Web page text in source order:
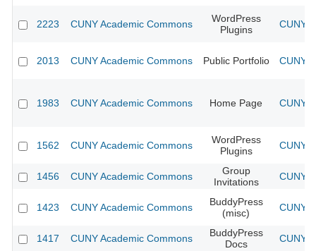
2223 CUNY Academic Commons
WordPress
Plugins
CUNY
2013 CUNY Academic Commons Public Portfolio CUNY
1983 CUNY Academic Commons Home Page CUNY
1562 CUNY Academic Commons
WordPress
Plugins
CUNY
1456 CUNY Academic Commons
Group
Invitations
CUNY
1423 CUNY Academic Commons
BuddyPress
(misc)
CUNY
1417 CUNY Academic Commons
BuddyPress
Docs
CUNY